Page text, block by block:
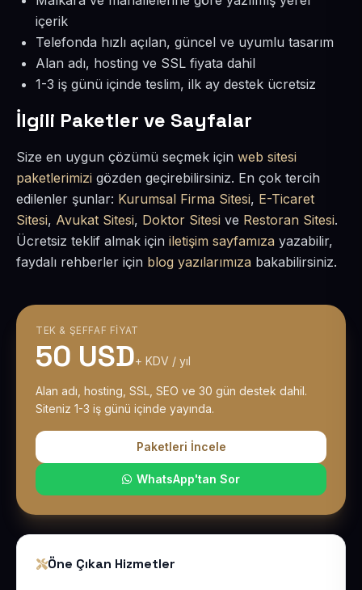
içerik
Telefonda hızlı açılan, güncel ve uyumlu tasarım
Alan adı, hosting ve SSL fiyata dahil
1-3 iş günü içinde teslim, ilk ay destek ücretsiz
İlgili Paketler ve Sayfalar
Size en uygun çözümü seçmek için web sitesi
paketlerimizi gözden geçirebilirsiniz. En çok tercih
edilenler şunlar: Kurumsal Firma Sitesi, E-Ticaret
Sitesi, Avukat Sitesi, Doktor Sitesi ve Restoran Sitesi.
Ücretsiz teklif almak için iletişim sayfamıza yazabilir,
faydalı rehberler için blog yazılarımıza bakabilirsiniz.
TEK & ŞEFFAF FIYAT
50 USD+ KDV / yıl
Alan adı, hosting, SSL, SEO ve 30 gün destek dahil.
Siteniz 1-3 iş günü içinde yayında.
Paketleri İncele
WhatsApp'tan Sor
Öne Çıkan Hizmetler